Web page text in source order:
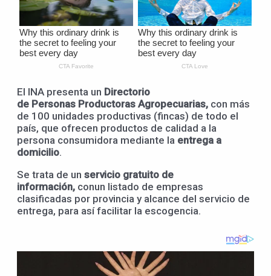
El INA presenta un Directorio
de Personas Productoras Agropecuarias, con más
de 100 unidades productivas (fincas) de todo el
país, que ofrecen productos de calidad a la
persona consumidora mediante la entrega a
domicilio.
Se trata de un servicio gratuito de
información, conun listado de empresas
clasificadas por provincia y alcance del servicio de
entrega, para así facilitar la escogencia.